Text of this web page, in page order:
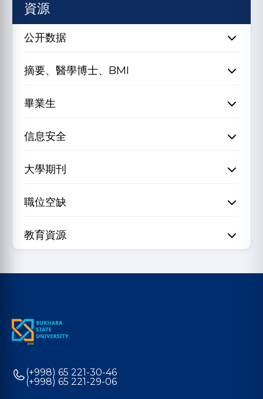
資源
公开数据
摘要、醫學博士、BMI
畢業生
信息安全
大學期刊
職位空缺
教育資源
(+998) 65 221-30-46
(+998) 65 221-29-06